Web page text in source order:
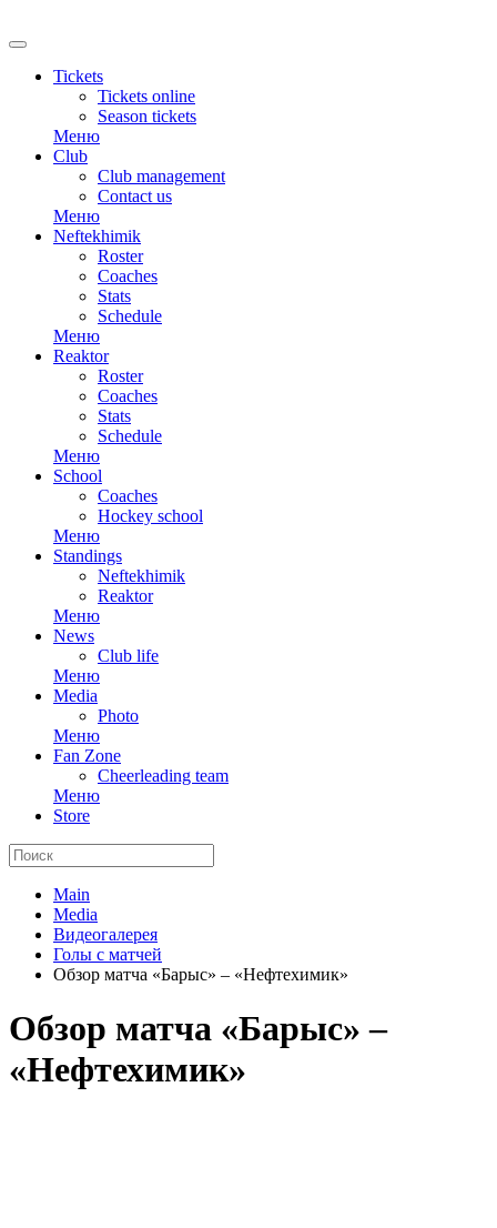
Tickets
Tickets online
Season tickets
Меню
Club
Club management
Contact us
Меню
Neftekhimik
Roster
Coaches
Stats
Schedule
Меню
Reaktor
Roster
Coaches
Stats
Schedule
Меню
School
Coaches
Hockey school
Меню
Standings
Neftekhimik
Reaktor
Меню
News
Club life
Меню
Media
Photo
Меню
Fan Zone
Cheerleading team
Меню
Store
Main
Media
Видеогалерея
Голы с матчей
Обзор матча «Барыс» – «Нефтехимик»
Обзор матча «Барыс» –
«Нефтехимик»